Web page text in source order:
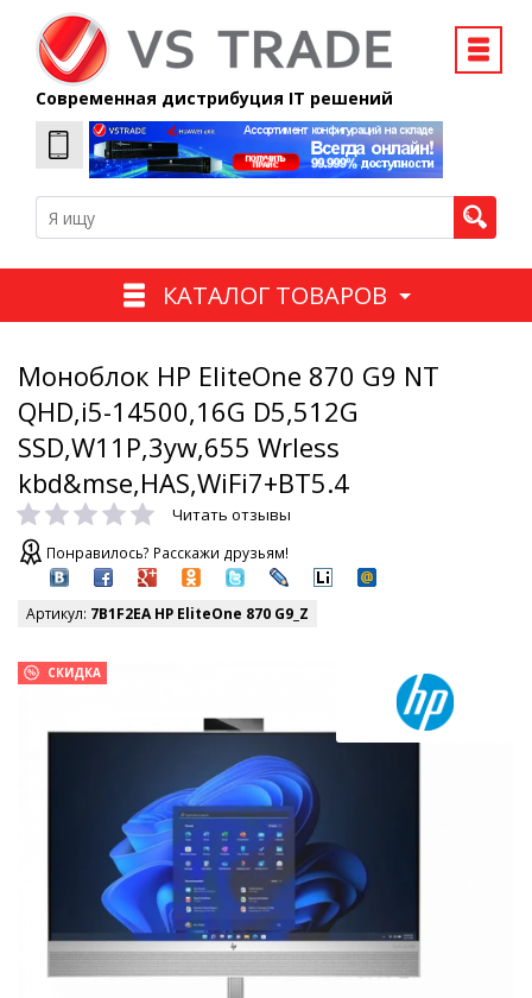
Современная дистрибуция IT решений
КАТАЛОГ ТОВАРОВ
Моноблок HP EliteOne 870 G9 NT
QHD,i5-14500,16G D5,512G
SSD,W11P,3yw,655 Wrless
kbd&mse,HAS,WiFi7+BT5.4
Читать отзывы
Понравилось? Расскажи друзьям!
Артикул: 7B1F2EA HP EliteOne 870 G9_Z
СКИДКА